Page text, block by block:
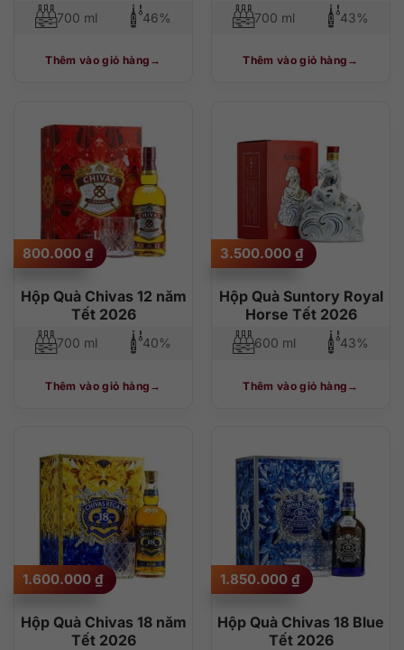
700 ml 46%
Thêm vào giỏ hàng
700 ml 43%
Thêm vào giỏ hàng
Hộp Quà Chivas 12 năm
Tết 2026
800.000 ₫
700 ml 40%
Thêm vào giỏ hàng
Hộp Quà Suntory Royal
Horse Tết 2026
3.500.000 ₫
600 ml 43%
Thêm vào giỏ hàng
Hộp Quà Chivas 18 năm
Tết 2026
1.600.000 ₫
Hộp Quà Chivas 18 Blue
Tết 2026
1.850.000 ₫